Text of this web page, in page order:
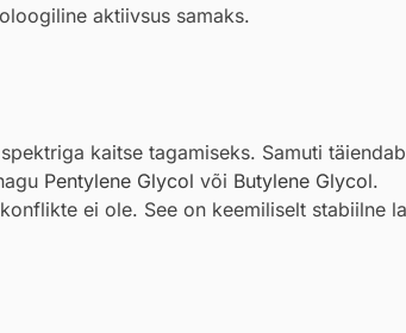
aktiivsus samaks.
kaitse tagamiseks. Samuti
Pentylene Glycol või Butylene Glycol.
ei ole. See on keemiliselt stabiilne